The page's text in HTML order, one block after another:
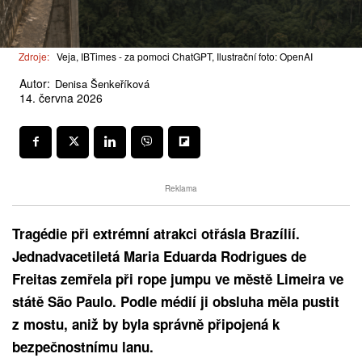
Zdroje: Veja, IBTimes - za pomoci ChatGPT, Ilustrační foto: OpenAI
Autor: Denisa Šenkeříková
14. června 2026
Reklama
Tragédie při extrémní atrakci otřásla Brazílií.
Jednadvacetiletá Maria Eduarda Rodrigues de
Freitas zemřela při rope jumpu ve městě Limeira ve
státě São Paulo. Podle médií ji obsluha měla pustit
z mostu, aniž by byla správně připojená k
bezpečnostnímu lanu.